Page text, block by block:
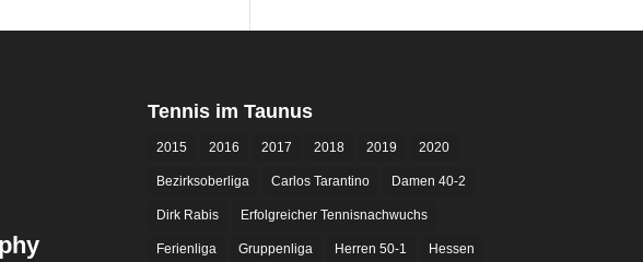
Tennis im Taunus
2015 2016 2017 2018 2019 2020
Bezirksoberliga Carlos Tarantino Damen 40-2
Dirk Rabis Erfolgreicher Tennisnachwuchs
Ferienliga Gruppenliga Herren 50-1 Hessen